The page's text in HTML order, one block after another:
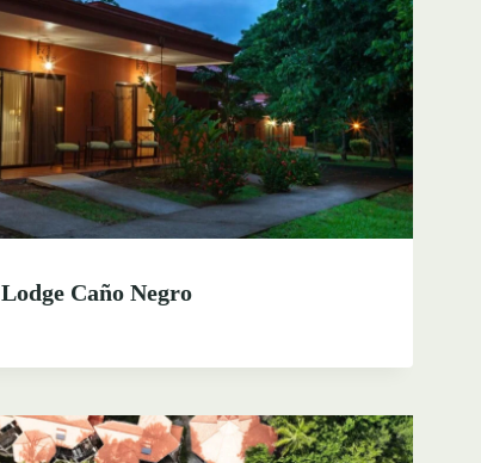
Lodge Caño Negro